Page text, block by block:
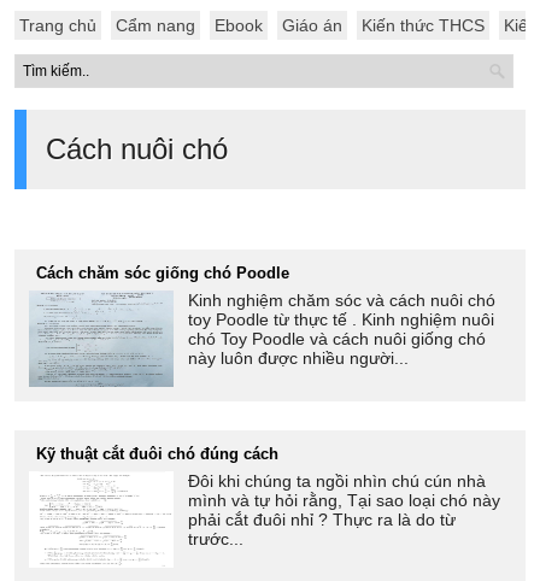
Trang chủ Cẩm nang Ebook Giáo án Kiến thức THCS
Cách nuôi chó
Cách chăm sóc giống chó Poodle
Kinh nghiệm chăm sóc và cách nuôi chó
toy Poodle từ thực tế . Kinh nghiệm nuôi
chó Toy Poodle và cách nuôi giống chó
này luôn được nhiều người...
Kỹ thuật cắt đuôi chó đúng cách
Đôi khi chúng ta ngồi nhìn chú cún nhà
mình và tự hỏi rằng, Tại sao loại chó này
phải cắt đuôi nhỉ ? Thực ra là do từ
trước...